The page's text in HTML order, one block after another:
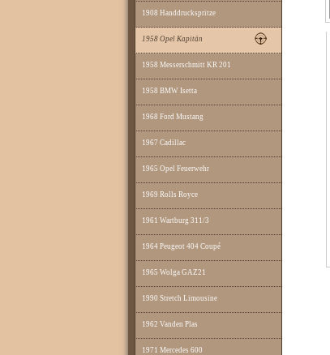
1908 Handdruckspritze
1958 Opel Kapitän
1958 Messerschmitt KR 201
1958 BMW Isetta
1968 Ford Mustang
1967 Cadillac
1965 Opel Feuerwehr
1969 Rolls Royce
1961 Wartburg 311/3
1964 Peugeot 404 Coupé
1965 Wolga GAZ21
1990 Stretch Limousine
1962 Vanden Plas
1971 Mercedes 600